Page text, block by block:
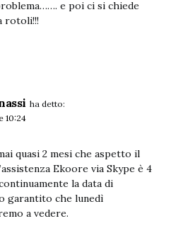
e poi ci si chiede
rotoli!!!
ha detto:
10:24
quasi 2 mesi che aspetto il
Ekoore via Skype è 4
la data di
garantito che lunedì
a vedere.